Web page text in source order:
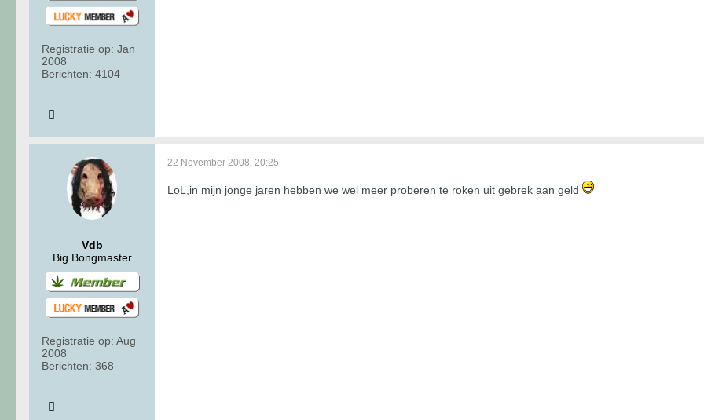
Registratie op: Jan
2008
Berichten: 4104
Vdb
Big Bongmaster
Registratie op: Aug
2008
Berichten: 368
22 November 2008, 20:25
LoL,in mijn jonge jaren hebben we wel meer proberen te roken uit gebrek aan geld